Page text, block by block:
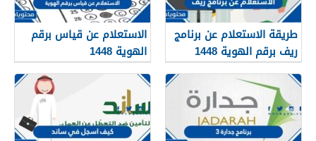
طريقة الاستعلام عن برنامج
ريف برقم الهوية 1448
الاستعلام عن قياس برقم
الهوية 1448
services.qiyas.sa